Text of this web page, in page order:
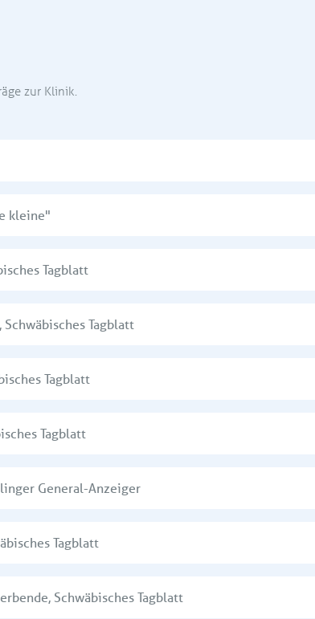
zur Klinik.
kleine"
Tagblatt
Schwäbisches Tagblatt
Tagblatt
Tagblatt
General-Anzeiger
Tagblatt
Schwäbisches Tagblatt